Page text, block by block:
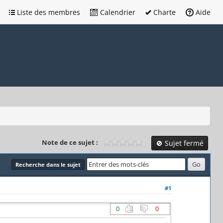
Liste des membres Calendrier Charte Aide
Sujet fermé
Note de ce sujet :
Recherche dans le sujet
#1
0 0